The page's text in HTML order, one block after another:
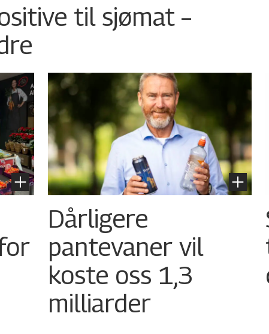
til sjømat –
Dårligere
pantevaner vil
koste oss 1,3
milliarder